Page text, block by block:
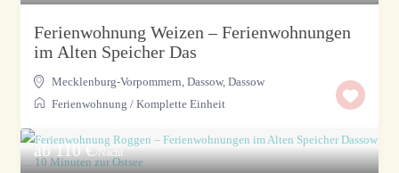
Ferienwohnung Weizen – Ferienwohnungen
im Alten Speicher Das
Mecklenburg-Vorpommern, Dassow,Dassow
Ferienwohnung /Komplette Einheit
ab 110 €/Nacht